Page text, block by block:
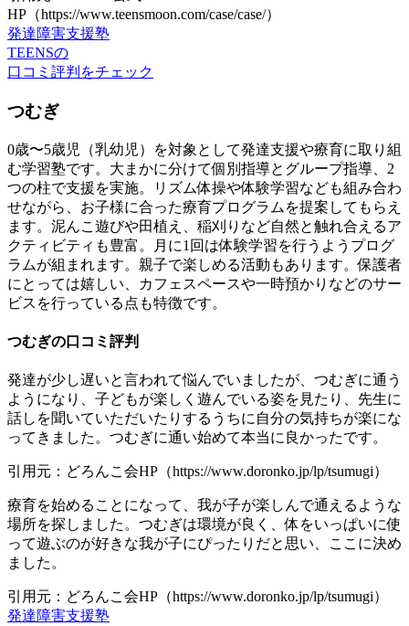
HP（https://www.teensmoon.com/case/case/）
発達障害支援塾
TEENSの
口コミ評判をチェック
つむぎ
0歳〜5歳児（乳幼児）を対象として発達支援や療育に取り組
む学習塾です。大まかに分けて個別指導とグループ指導、2
つの柱で支援を実施。リズム体操や体験学習なども組み合わ
せながら、お子様に合った療育プログラムを提案してもらえ
ます。泥んこ遊びや田植え、稲刈りなど自然と触れ合えるア
クティビティも豊富。月に1回は体験学習を行うようプログ
ラムが組まれます。親子で楽しめる活動もあります。保護者
にとっては嬉しい、カフェスペースや一時預かりなどのサー
ビスを行っている点も特徴です。
つむぎの口コミ評判
発達が少し遅いと言われて悩んでいましたが、つむぎに通う
ようになり、子どもが楽しく遊んでいる姿を見たり、先生に
話しを聞いていただいたりするうちに自分の気持ちが楽にな
ってきました。つむぎに通い始めて本当に良かったです。
引用元：どろんこ会HP（https://www.doronko.jp/lp/tsumugi）
療育を始めることになって、我が子が楽しんで通えるような
場所を探しました。つむぎは環境が良く、体をいっぱいに使
って遊ぶのが好きな我が子にぴったりだと思い、ここに決め
ました。
引用元：どろんこ会HP（https://www.doronko.jp/lp/tsumugi）
発達障害支援塾